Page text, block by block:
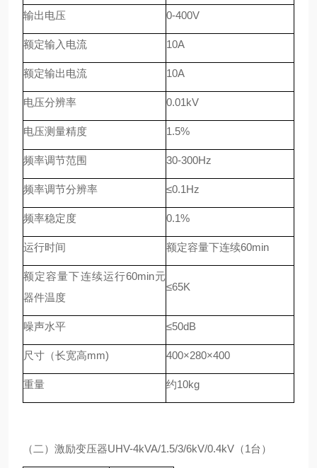
输出电压 0-400V
额定输入电流 10A
额定输出电流 10A
电压分辨率 0.01kV
电压测量精度 1.5%
频率调节范围 30-300Hz
频率调节分辨率 ≤0.1Hz
频率稳定度 0.1%
运行时间 额定容量下连续60min
额定容量下连续运行60min元
器件温度
≤65K
噪声水平 ≤50dB
尺寸（长宽高mm) 400×280×400
重量 约10kg
（二）激励变压器UHV-4kVA/1.5/3/6kV/0.4kV（1台）